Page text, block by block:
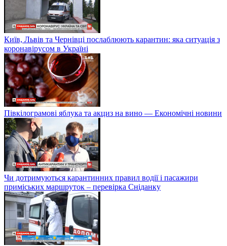
Київ, Львів та Чернівці послаблюють карантин: яка ситуація з
коронавірусом в Україні
Півкілограмові яблука та акциз на вино — Економічні новини
Чи дотримуються карантинних правил водії і пасажири
приміських маршруток – перевірка Сніданку